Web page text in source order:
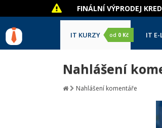
FINÁLNÍ VÝPRODEJ
IT KURZY od 0 Kč IT E-
Nahlášení
Nahlášení komentáře